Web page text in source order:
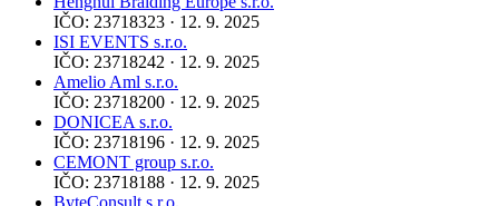
IČO: 23718323 · 12. 9. 2025
ISI EVENTS s.r.o.
IČO: 23718242 · 12. 9. 2025
Amelio Aml s.r.o.
IČO: 23718200 · 12. 9. 2025
DONICEA s.r.o.
IČO: 23718196 · 12. 9. 2025
CEMONT group s.r.o.
IČO: 23718188 · 12. 9. 2025
ByteConsult s.r.o.